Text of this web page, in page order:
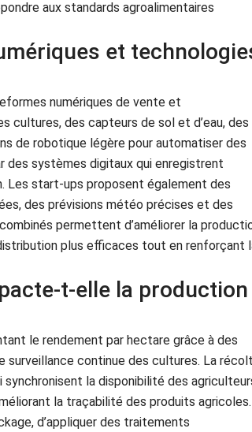
aux standards agroalimentaires
et
numériques de vente et
cultures, des capteurs de sol et d’eau, des
de robotique légère pour automatiser des
systèmes digitaux qui enregistrent
Les start-ups proposent également des
des prévisions météo précises et des
permettent d’améliorer la
plus efficaces tout en renforçant
t-elle la production
le rendement par hectare grâce à des
surveillance continue des cultures. La
la disponibilité des
la traçabilité des produits agricoles.
d’appliquer des traitements